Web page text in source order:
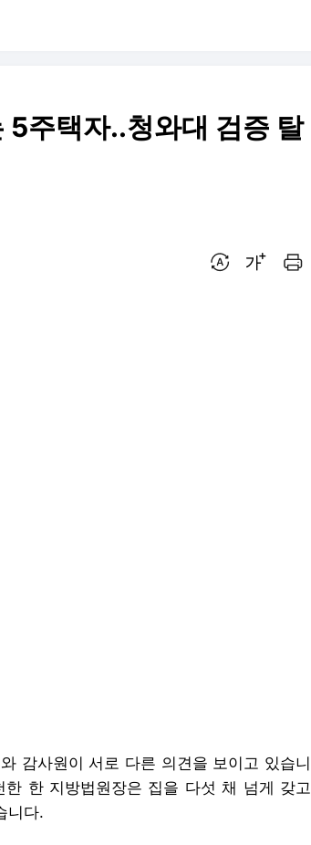
5주택자..청와대 검증 탈
감사원이 서로 다른 의견을 보이고 있습니
한 지방법원장은 집을 다섯 채 넘게 갖고
니다.